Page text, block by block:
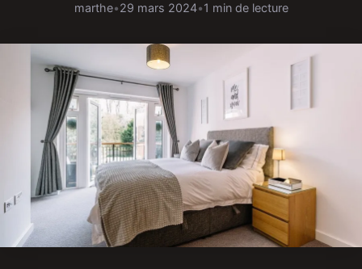
marthe•29 mars 2024•1 min de lecture